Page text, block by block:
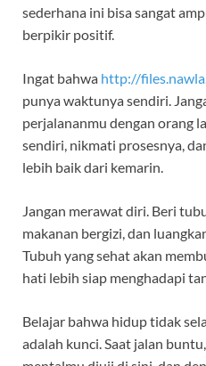
sederhana ini bisa sangat
berpikir positif.
Ingat bahwa http://
punya waktunya sendiri.
perjalananmu dengan orang
sendiri, nikmati prosesnya,
lebih baik dari kemarin.
Jangan merawat diri. Beri
makanan bergizi, dan
Tubuh yang sehat akan
hati lebih siap menghadapi
Belajar bahwa hidup tidak
adalah kunci. Saat jalan